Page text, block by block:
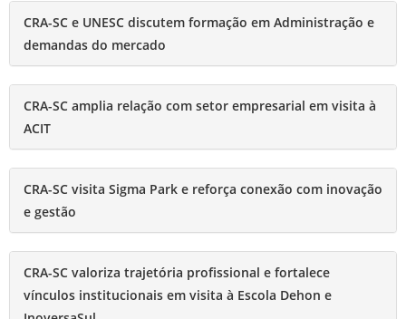
CRA-SC e UNESC discutem formação em Administração e
demandas do mercado
CRA-SC amplia relação com setor empresarial em visita à
ACIT
CRA-SC visita Sigma Park e reforça conexão com inovação
e gestão
CRA-SC valoriza trajetória profissional e fortalece
vínculos institucionais em visita à Escola Dehon e